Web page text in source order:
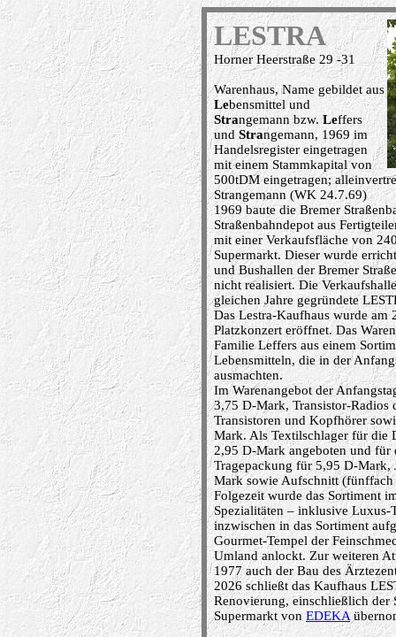
LESTRA
Horner Heerstraße 29 -31
Warenhaus, Name gebildet aus
Lebensmittel und
Strangemann bzw.Leffers
und Strangemann, 1969 im
Handelsregister eingetragen
mit einem Stammkapital von
500tDM eingetragen;
Strangemann (WK 24.7.69)
1969 baute die Bremer
Straßenbahndepot aus
mit einer Verkaufsfläche von
Supermarkt. Dieser wurde
und Bushallen der Bremer
nicht realisiert. Die
gleichen Jahre gegründete
Das Lestra-Kaufhaus wurde
Platzkonzert eröffnet. Das
Familie Leffers aus einem
Lebensmitteln, die in der
ausmachten.
Im Warenangebot der
3,75 D-Mark, Transistor-Radios
Transistoren und Kopfhörer
Mark. Als Textilschlager für die
2,95 D-Mark angeboten und
Tragepackung für 5,95 D-Mark,
Mark sowie Aufschnitt
Folgezeit wurde das Sortiment
Spezialitäten – inklusive Luxus-
inzwischen in das Sortiment
Gourmet-Tempel der
Umland anlockt. Zur weiteren
1977 auch der Bau des
2026 schließt das Kaufhaus
Renovierung, einschließlich der
Supermarkt von EDEKA